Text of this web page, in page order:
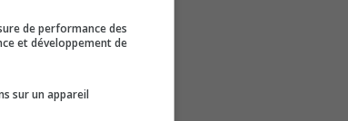
de performance des
et développement de
sur un appareil